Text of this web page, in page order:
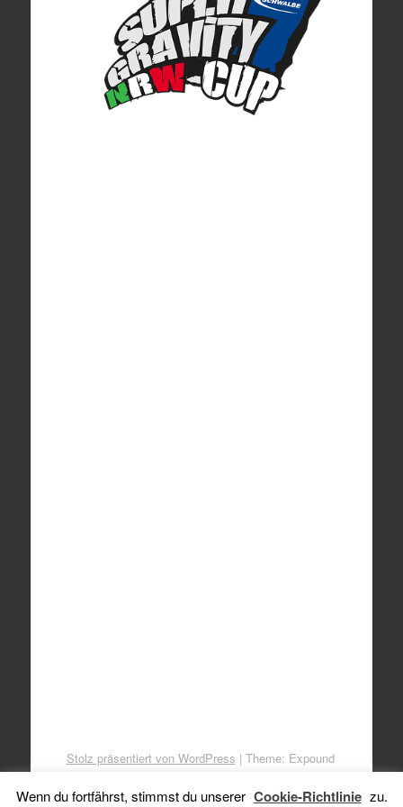
Stolz präsentiert von WordPress | Theme: Expound
Wenn du fortfährst, stimmst du unserer Cookie-Richtlinie zu.